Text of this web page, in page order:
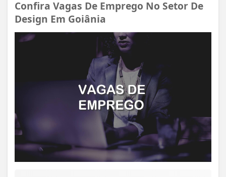
Confira Vagas De Emprego No Setor De
Design Em Goiânia